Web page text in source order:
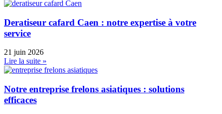
Deratiseur cafard Caen : notre expertise à votre
service
21 juin 2026
Lire la suite »
Notre entreprise frelons asiatiques : solutions
efficaces